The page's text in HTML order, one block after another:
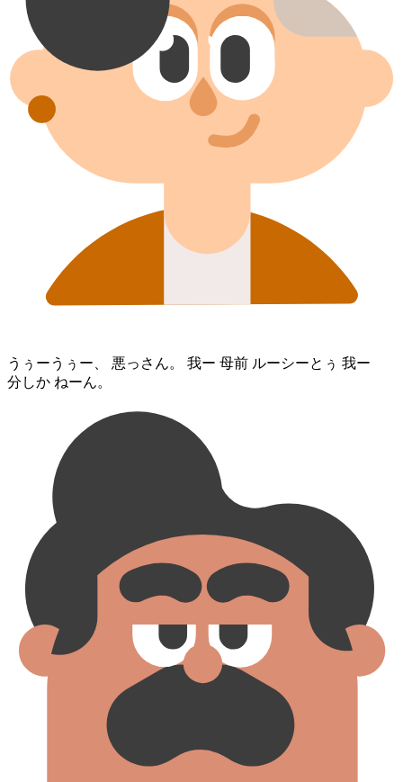
うぅーうぅー、 悪っさん。 我ー 母前 ルーシー⁠とぅ 我ー
分⁠しか ねーん。